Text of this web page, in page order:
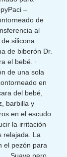
–
de
al
silicona
de biberón Dr.
el bebé. ·
de una sola
en
del bebé,
barbilla y
en el escudo
la irritación
La
el pezón para